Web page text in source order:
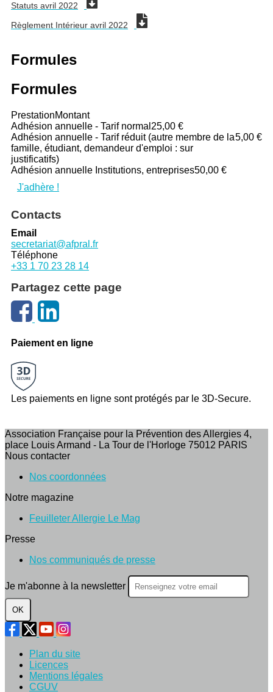
Statuts avril 2022
Règlement Intérieur avril 2022
Formules
Formules
PrestationMontant
Adhésion annuelle - Tarif normal 25,00 €
Adhésion annuelle - Tarif réduit (autre membre de la
famille, étudiant, demandeur d'emploi : sur
justificatifs)
5,00 €
Adhésion annuelle Institutions, entreprises50,00 €
J'adhère !
Contacts
Email
secretariat@afpral.fr
Téléphone
+33 1 70 23 28 14
Partagez cette page
Paiement en ligne
Les paiements en ligne sont protégés par le 3D-Secure.
Association Française pour la Prévention des Allergies 4,
place Louis Armand - La Tour de l'Horloge 75012 PARIS
Nous contacter
Nos coordonnées
Notre magazine
Feuilleter Allergie Le Mag
Presse
Nos communiqués de presse
Je m'abonne à la newsletter
OK
Plan du site
Licences
Mentions légales
CGUV